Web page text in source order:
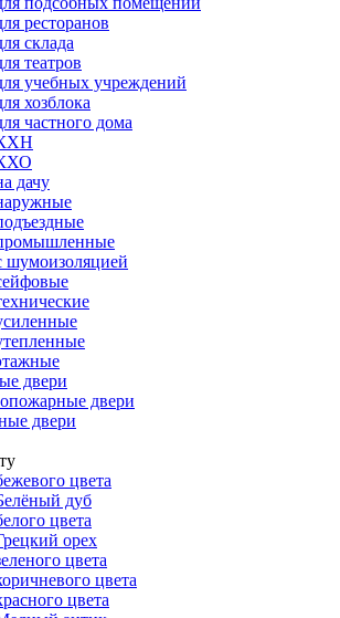
ресторанов
склада
театров
учебных учреждений
хозблока
частного дома
дачу
шумоизоляцией
двери
двери
двери
цвета
дуб
цвета
орех
цвета
цвета
цвета